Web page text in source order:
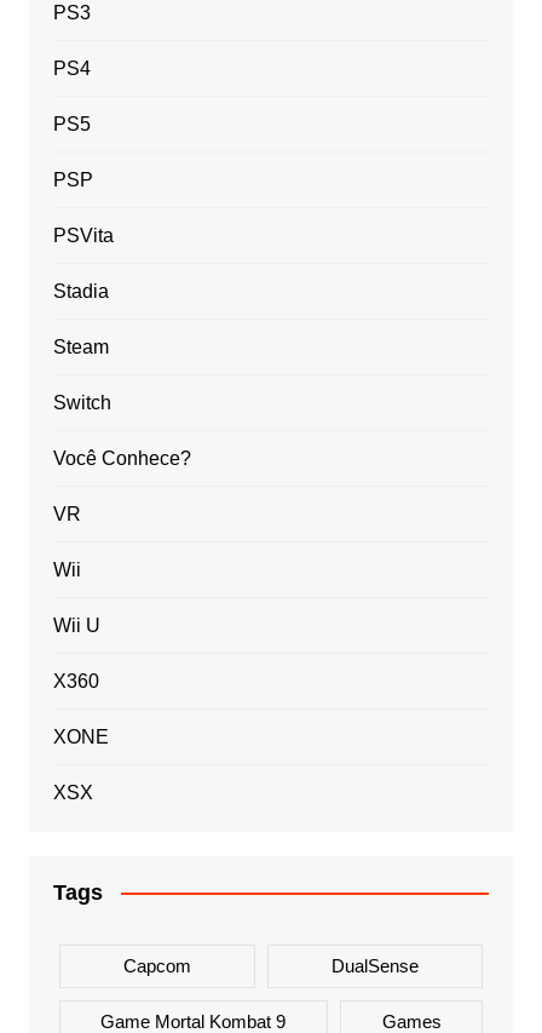
PS3
PS4
PS5
PSP
PSVita
Stadia
Steam
Switch
Você Conhece?
VR
Wii
Wii U
X360
XONE
XSX
Tags
Capcom DualSense
Game Mortal Kombat 9 Games